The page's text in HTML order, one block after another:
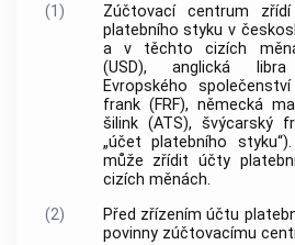
(1)
Zúčtovací centrum
platebního styku v
a v těchto cizích
(USD), anglická
Evropského
frank (FRF), německá
šilink (ATS), švýcarský
„účet platebního
může zřídit účty
cizích měnách.
(2)
Před zřízením účtu
povinny zúčtovacímu